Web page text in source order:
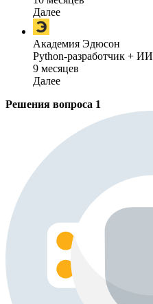
Далее
Академия Эдюсон
Python-разработчик + ИИ
9 месяцев
Далее
Решения вопроса 1